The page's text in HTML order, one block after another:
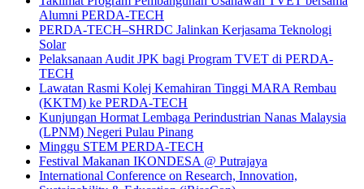
Alumni PERDA-TECH
PERDA-TECH–SHRDC Jalinkan Kerjasama Teknologi
Solar
Pelaksanaan Audit JPK bagi Program TVET di PERDA-
TECH
Lawatan Rasmi Kolej Kemahiran Tinggi MARA Rembau
(KKTM) ke PERDA-TECH
Kunjungan Hormat Lembaga Perindustrian Nanas Malaysia
(LPNM) Negeri Pulau Pinang
Minggu STEM PERDA-TECH
Festival Makanan IKONDESA @ Putrajaya
International Conference on Research, Innovation,